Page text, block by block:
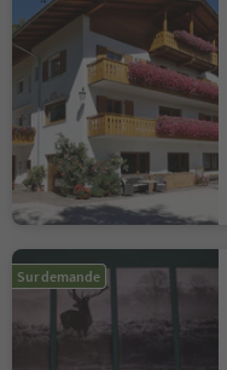
Sur demande